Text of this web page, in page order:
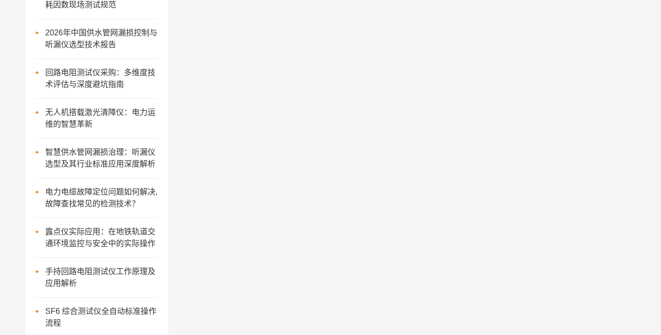
耗因数现场测试规范
2026年中国供水管网漏损控制与
听漏仪选型技术报告
回路电阻测试仪采购：多维度技
术评估与深度避坑指南
无人机搭载激光清障仪：电力运
维的智慧革新
智慧供水管网漏损治理：听漏仪
选型及其行业标准应用深度解析
电力电缆故障定位问题如何解决,
故障查找常见的检测技术？
露点仪实际应用：在地铁轨道交
通环境监控与安全中的实际操作
手持回路电阻测试仪工作原理及
应用解析
SF6 综合测试仪全自动标准操作
流程